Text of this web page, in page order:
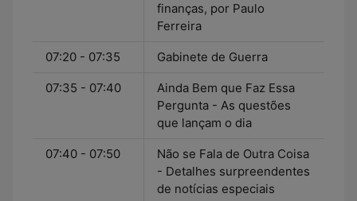
finanças, por Paulo
Ferreira
07:20 - 07:35 Gabinete de Guerra
07:35 - 07:40
Ainda Bem que Faz Essa
Pergunta - As questões
que lançam o dia
07:40 - 07:50
Não se Fala de Outra Coisa
- Detalhes surpreendentes
de notícias especiais